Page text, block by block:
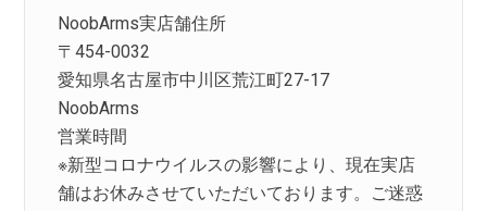
NoobArms実店舗住所
〒454-0032
愛知県名古屋市中川区荒江町27-17
NoobArms
営業時間
※新型コロナウイルスの影響により、現在実店
舗はお休みさせていただいております。ご迷惑